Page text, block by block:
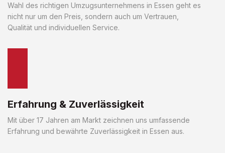
Wahl des richtigen Umzugsunternehmens in Essen geht es
nicht nur um den Preis, sondern auch um Vertrauen,
Qualität und individuellen Service.
Erfahrung & Zuverlässigkeit
Mit über 17 Jahren am Markt zeichnen uns umfassende
Erfahrung und bewährte Zuverlässigkeit in Essen aus.